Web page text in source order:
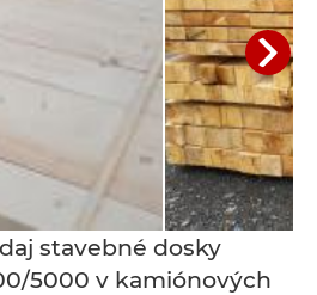
stavebné dosky
5000 v kamiónových